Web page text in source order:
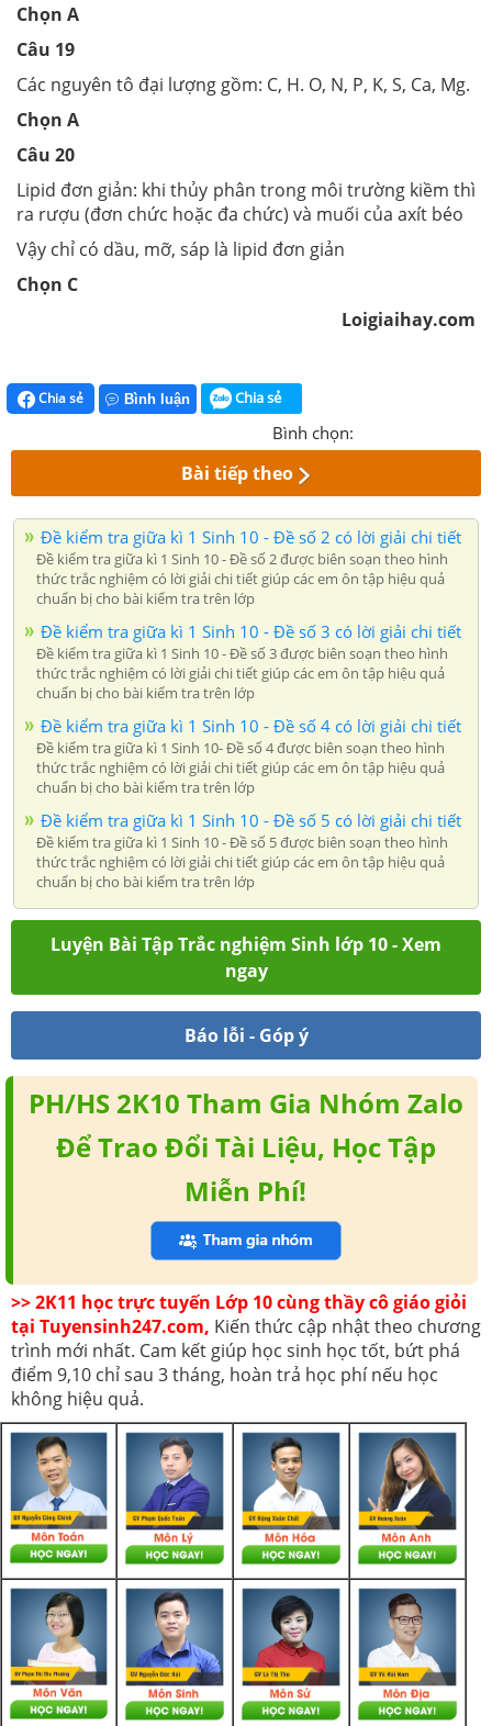
Chọn A
Câu 19
Các nguyên tô đại lượng gồm: C, H. O, N, P, K, S, Ca, Mg.
Chọn A
Câu 20
Lipid đơn giản: khi thủy phân trong môi trường kiềm thì
ra rượu (đơn chức hoặc đa chức) và muối của axít béo
Vậy chỉ có dầu, mỡ, sáp là lipid đơn giản
Chọn C
Loigiaihay.com
Chia sẻ Bình luận Chia sẻ
Bình chọn:
Bài tiếp theo
Đề kiểm tra giữa kì 1 Sinh 10 - Đề số 2 có lời giải chi tiết
Đề kiểm tra giữa kì 1 Sinh 10 - Đề số 2 được biên soạn theo hình
thức trắc nghiệm có lời giải chi tiết giúp các em ôn tập hiệu quả
chuẩn bị cho bài kiểm tra trên lớp
Đề kiểm tra giữa kì 1 Sinh 10 - Đề số 3 có lời giải chi tiết
Đề kiểm tra giữa kì 1 Sinh 10 - Đề số 3 được biên soạn theo hình
thức trắc nghiệm có lời giải chi tiết giúp các em ôn tập hiệu quả
chuẩn bị cho bài kiểm tra trên lớp
Đề kiểm tra giữa kì 1 Sinh 10 - Đề số 4 có lời giải chi tiết
Đề kiểm tra giữa kì 1 Sinh 10- Đề số 4 được biên soạn theo hình
thức trắc nghiệm có lời giải chi tiết giúp các em ôn tập hiệu quả
chuẩn bị cho bài kiểm tra trên lớp
Đề kiểm tra giữa kì 1 Sinh 10 - Đề số 5 có lời giải chi tiết
Đề kiểm tra giữa kì 1 Sinh 10 - Đề số 5 được biên soạn theo hình
thức trắc nghiệm có lời giải chi tiết giúp các em ôn tập hiệu quả
chuẩn bị cho bài kiểm tra trên lớp
Luyện Bài Tập Trắc nghiệm Sinh lớp 10 - Xem
ngay
Báo lỗi - Góp ý
PH/HS 2K10 Tham Gia Nhóm Zalo
Để Trao Đổi Tài Liệu, Học Tập
Miễn Phí!
>> 2K11 học trực tuyến Lớp 10 cùng thầy cô giáo giỏi
tại Tuyensinh247.com, Kiến thức cập nhật theo chương
trình mới nhất. Cam kết giúp học sinh học tốt, bứt phá
điểm 9,10 chỉ sau 3 tháng, hoàn trả học phí nếu học
không hiệu quả.